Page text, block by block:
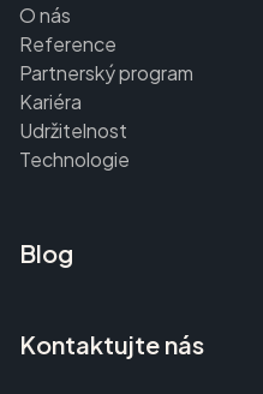
O nás
Reference
Partnerský program
Kariéra
Udržitelnost
Technologie
Blog
Kontaktujte nás